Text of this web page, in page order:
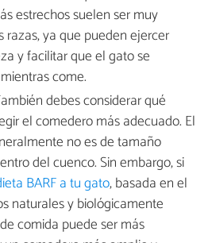
estrechos suelen ser muy
razas, ya que pueden ejercer
y facilitar que el gato se
come.
debes considerar qué
el comedero más adecuado. El
no es de tamaño
del cuenco. Sin embargo, si
BARF a tu gato, basada en el
naturales y biológicamente
comida puede ser más